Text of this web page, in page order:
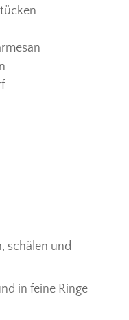
schälen und
in feine Ringe